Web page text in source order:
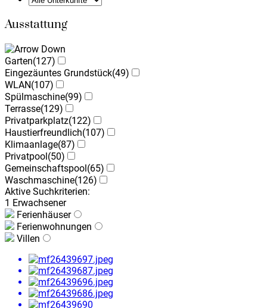
Ausstattung
Garten(127)
Eingezäuntes Grundstück(49)
WLAN(107)
Spülmaschine(99)
Terrasse(129)
Privatparkplatz(122)
Haustierfreundlich(107)
Klimaanlage(87)
Privatpool(50)
Gemeinschaftspool(65)
Waschmaschine(126)
Aktive Suchkriterien:
1 Erwachsener
Ferienhäuser
Ferienwohnungen
Villen